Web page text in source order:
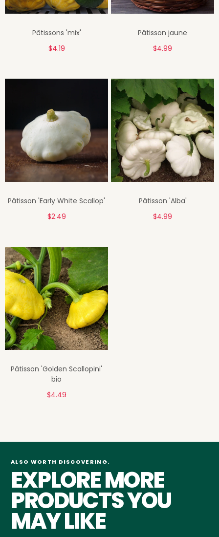
Pâtissons 'mix'
$4.19
Pâtisson jaune
$4.99
Pâtisson 'Early White Scallop'
$2.49
Pâtisson 'Alba'
$4.99
Pâtisson 'Golden Scallopini'
bio
$4.49
ALSO WORTH DISCOVERING.
EXPLORE MORE
PRODUCTS YOU
MAY LIKE